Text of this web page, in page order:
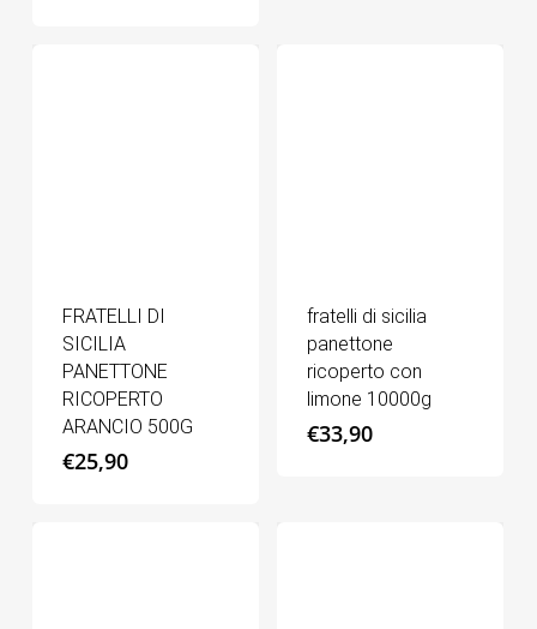
FRATELLI DI
SICILIA
PANETTONE
RICOPERTO
ARANCIO 500G
€25,90
fratelli di sicilia
panettone
ricoperto con
limone 10000g
€33,90